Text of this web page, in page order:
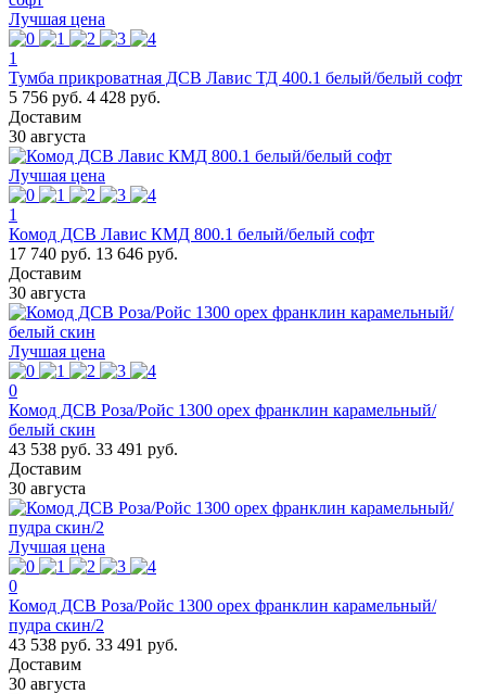
Лучшая цена
1
Тумба прикроватная ДСВ Лавис ТД 400.1 белый/белый софт
5 756 руб. 4 428 руб.
Доставим
30 августа
Лучшая цена
1
Комод ДСВ Лавис КМД 800.1 белый/белый софт
17 740 руб. 13 646 руб.
Доставим
30 августа
Лучшая цена
0
Комод ДСВ Роза/Ройс 1300 орех франклин карамельный/
белый скин
43 538 руб. 33 491 руб.
Доставим
30 августа
Лучшая цена
0
Комод ДСВ Роза/Ройс 1300 орех франклин карамельный/
пудра скин/2
43 538 руб. 33 491 руб.
Доставим
30 августа